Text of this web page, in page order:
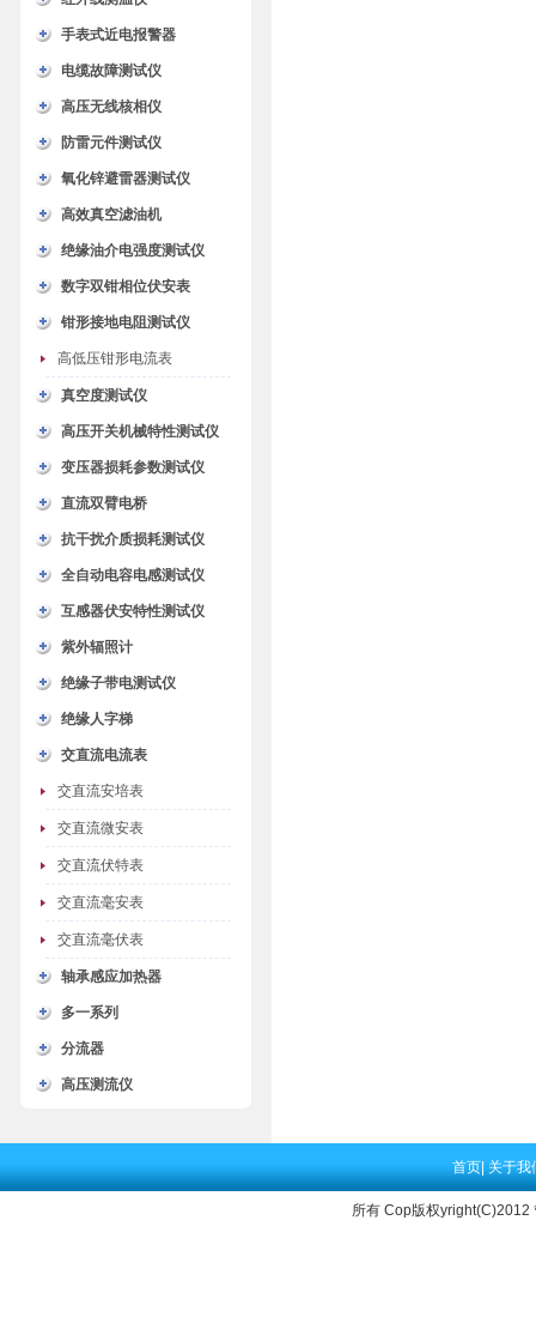
手表式近电报警器
电缆故障测试仪
高压无线核相仪
防雷元件测试仪
氧化锌避雷器测试仪
高效真空滤油机
绝缘油介电强度测试仪
数字双钳相位伏安表
钳形接地电阻测试仪
高低压钳形电流表
真空度测试仪
高压开关机械特性测试仪
变压器损耗参数测试仪
直流双臂电桥
抗干扰介质损耗测试仪
全自动电容电感测试仪
互感器伏安特性测试仪
紫外辐照计
绝缘子带电测试仪
绝缘人字梯
交直流电流表
交直流安培表
交直流微安表
交直流伏特表
交直流毫安表
交直流毫伏表
轴承感应加热器
多一系列
分流器
高压测流仪
首页 关于
所有 Cop版权yright(C)2012